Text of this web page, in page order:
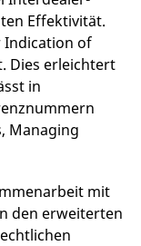
Effektivität.
Indication of
Dies erleichtert
in
Managing
mit
den erweiterten
um Website-
zu helfen, das
zu
und die
Es handelt sich
ein Muster-Cookie,
dem auf das Präfix
eine kurze Reihe
folgt, bei der
Cookie-Name ist
der Open-Source-
verwendet.
von YouTube gesetzt,
um Ansichten
eingebetteter Videos
zu verfolgen.